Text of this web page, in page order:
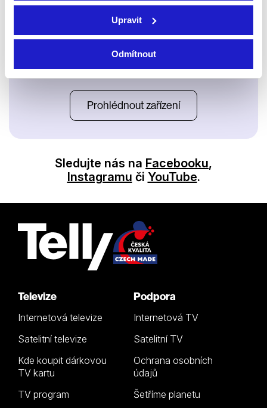
Upravit
Odmítnout
Satelit
Prohlédnout zařízení
Sledujte nás na Facebooku,
Instagramu či YouTube.
Televize
Internetová televize
Satelitní televize
Kde koupit dárkovou
TV kartu
TV program
Podpora
Internetová TV
Satelitní TV
Ochrana osobních
údajů
Šetříme planetu